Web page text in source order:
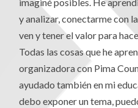
y analizar, conectarme con
ven y tener el valor para
Todas las cosas que he
organizadora con Pima
ayudado también en mi
debo exponer un tema,